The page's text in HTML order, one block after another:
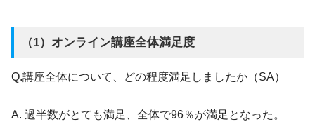
（1）オンライン講座全体満足度
Q.講座全体について、どの程度満足しましたか（SA）
A. 過半数がとても満足、全体で96％が満足となった。